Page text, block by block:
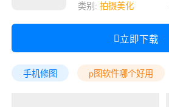
类别: 拍摄美化
立即下载
手机修图 p图软件哪个好用